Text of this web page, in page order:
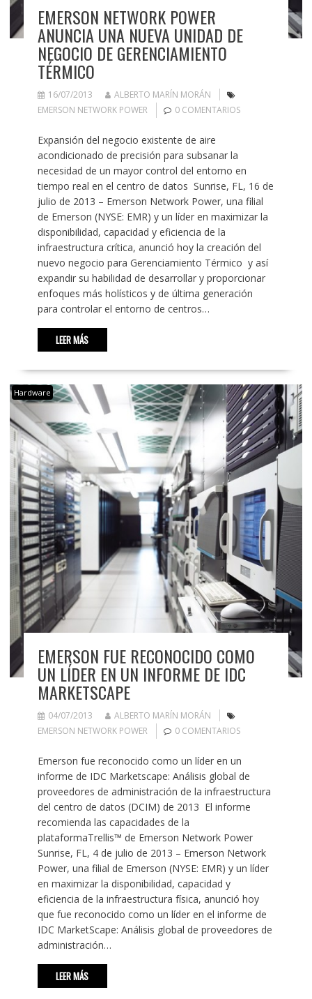
EMERSON NETWORK POWER
ANUNCIA UNA NUEVA UNIDAD DE
NEGOCIO DE GERENCIAMIENTO
TÉRMICO
16/07/2013
ALBERTO MARÍN MORÁN
EMERSON NETWORK POWER
0 COMENTARIOS
Expansión del negocio existente de aire
acondicionado de precisión para subsanar la
necesidad de un mayor control del entorno en
tiempo real en el centro de datos Sunrise, FL, 16 de
julio de 2013 – Emerson Network Power, una filial
de Emerson (NYSE: EMR) y un líder en maximizar la
disponibilidad, capacidad y eficiencia de la
infraestructura crítica, anunció hoy la creación del
nuevo negocio para Gerenciamiento Térmico y así
expandir su habilidad de desarrollar y proporcionar
enfoques más holísticos y de última generación
para controlar el entorno de centros…
LEER MÁS
Hardware
EMERSON FUE RECONOCIDO COMO
UN LÍDER EN UN INFORME DE IDC
MARKETSCAPE
04/07/2013
ALBERTO MARÍN MORÁN
EMERSON NETWORK POWER
0 COMENTARIOS
Emerson fue reconocido como un líder en un
informe de IDC Marketscape: Análisis global de
proveedores de administración de la infraestructura
del centro de datos (DCIM) de 2013 El informe
recomienda las capacidades de la
plataformaTrellis™ de Emerson Network Power
Sunrise, FL, 4 de julio de 2013 – Emerson Network
Power, una filial de Emerson (NYSE: EMR) y un líder
en maximizar la disponibilidad, capacidad y
eficiencia de la infraestructura física, anunció hoy
que fue reconocido como un líder en el informe de
IDC MarketScape: Análisis global de proveedores de
administración…
LEER MÁS